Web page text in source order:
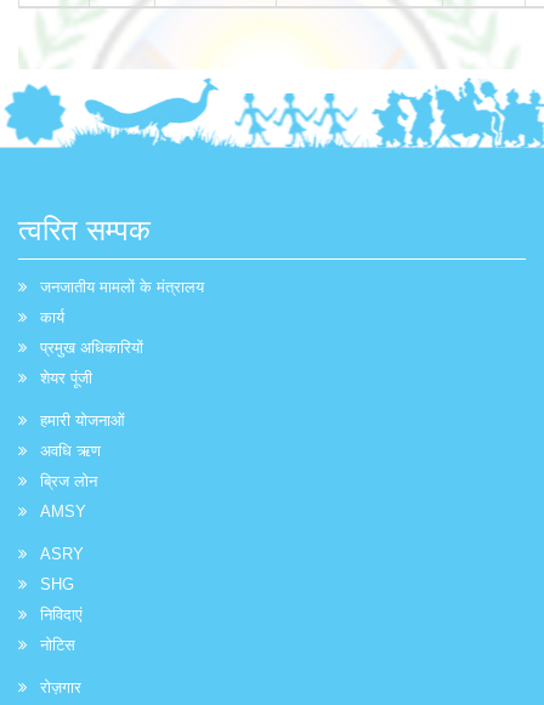
त्वरित सम्पक
जनजातीय मामलों के मंत्रालय
कार्य
प्रमुख अधिकारियों
शेयर पूंजी
हमारी योजनाओं
अवधि ऋण
ब्रिज लोन
AMSY
ASRY
SHG
निविदाएं
नोटिस
रोज़गार